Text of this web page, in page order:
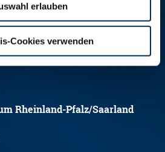
erlauben
Cookies verwenden
Nordrhein
Rheinland-Pfalz/Saarland